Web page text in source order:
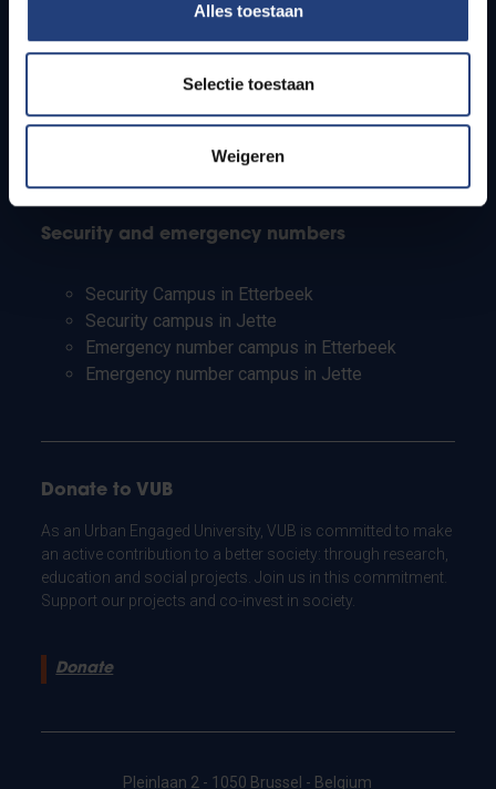
Alles toestaan
Selectie toestaan
Weigeren
Students
PhD students
Teachers and secondary schools
Working students
Security and emergency numbers
Security Campus in Etterbeek
Security campus in Jette
Emergency number campus in Etterbeek
Emergency number campus in Jette
Donate to VUB
As an Urban Engaged University, VUB is committed to make
an active contribution to a better society: through research,
education and social projects. Join us in this commitment.
Support our projects and co-invest in society.
Donate
Pleinlaan 2 - 1050 Brussel - Belgium